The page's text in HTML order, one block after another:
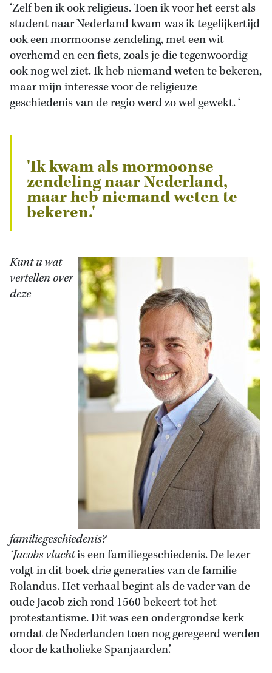
‘Zelf ben ik ook religieus. Toen ik voor het eerst als
student naar Nederland kwam was ik tegelijkertijd
ook een mormoonse zendeling, met een wit
overhemd en een fiets, zoals je die tegenwoordig
ook nog wel ziet. Ik heb niemand weten te bekeren,
maar mijn interesse voor de religieuze
geschiedenis van de regio werd zo wel gewekt. ‘
'Ik kwam als mormoonse
zendeling naar Nederland,
maar heb niemand weten te
bekeren.'
Kunt u wat
vertellen over
deze
familiegeschiedenis?
‘Jacobs vluchtis een familiegeschiedenis. De lezer
volgt in dit boek drie generaties van de familie
Rolandus. Het verhaal begint als de vader van de
oude Jacob zich rond 1560 bekeert tot het
protestantisme. Dit was een ondergrondse kerk
omdat de Nederlanden toen nog geregeerd werden
door de katholieke Spanjaarden.’